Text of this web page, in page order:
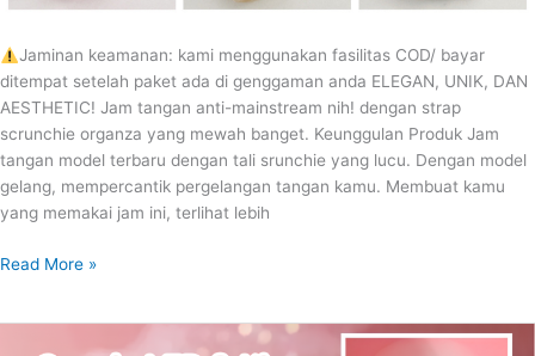
Jaminan keamanan: kami menggunakan fasilitas COD/ bayar
ditempat setelah paket ada di genggaman anda ELEGAN, UNIK, DAN
AESTHETIC! Jam tangan anti-mainstream nih! dengan strap
scrunchie organza yang mewah banget. Keunggulan Produk Jam
tangan model terbaru dengan tali srunchie yang lucu. Dengan model
gelang, mempercantik pergelangan tangan kamu. Membuat kamu
yang memakai jam ini, terlihat lebih
Read More »